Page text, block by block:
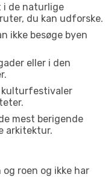
i de naturlige
du kan udforske.
ikke besøge byen
eller i den
kulturfestivaler
mest berigende
arkitektur.
roen og ikke har